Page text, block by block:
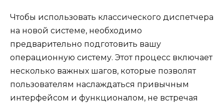
Чтобы использовать классического диспетчера
на новой системе, необходимо
предварительно подготовить вашу
операционную систему. Этот процесс включает
несколько важных шагов, которые позволят
пользователям наслаждаться привычным
интерфейсом и функционалом, не встречая